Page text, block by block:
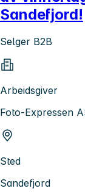
Sandefjord!
Selger B2B
Arbeidsgiver
Foto-Expressen
Sted
Sandefjord